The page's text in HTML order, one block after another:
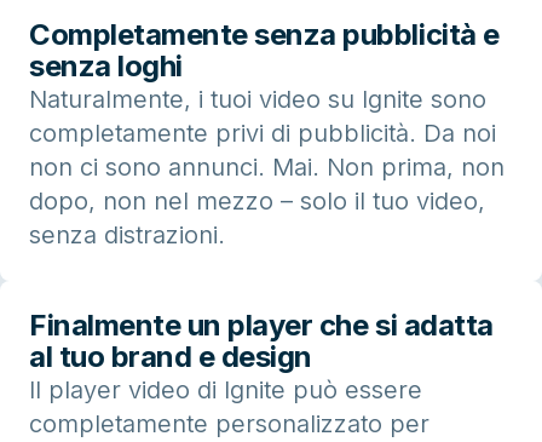
Completamente senza pubblicità e
senza loghi
Naturalmente, i tuoi video su Ignite sono
completamente privi di pubblicità. Da noi
non ci sono annunci. Mai. Non prima, non
dopo, non nel mezzo – solo il tuo video,
senza distrazioni.
Finalmente un player che si adatta
al tuo brand e design
Il player video di Ignite può essere
completamente personalizzato per